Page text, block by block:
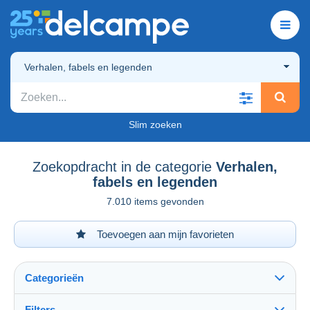
Verhalen, fabels en legenden
Slim zoeken
Zoekopdracht in de categorie Verhalen,
fabels en legenden
7.010 items gevonden
Toevoegen aan mijn favorieten
Categorieën